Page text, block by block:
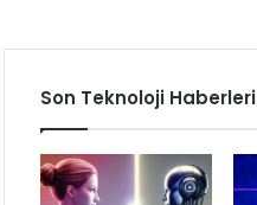
Son Teknoloji Haberleri